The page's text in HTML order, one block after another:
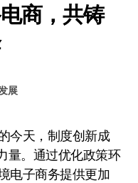
商，共铸
展
量。通过优化政策环
电子商务提供更加